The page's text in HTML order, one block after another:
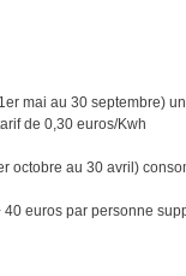
mai au 30 septembre)
de 0,30 euros/Kwh
octobre au 30 avril)
40 euros par personne